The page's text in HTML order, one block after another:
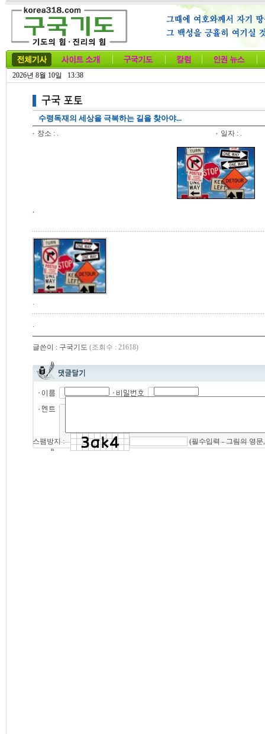
2026년 8월 10일 13:38
수령독재의 세상을 극복하는 길을 찾아야...
장소 : . 일자 : .
.
.
.
글쓴이 : 구국기도 (조회수 : 21618)
스팸방지 : (필수입력 - 그림의 영문